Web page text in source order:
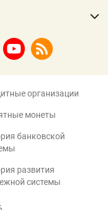
организации
монеты
банковской
развития
системы